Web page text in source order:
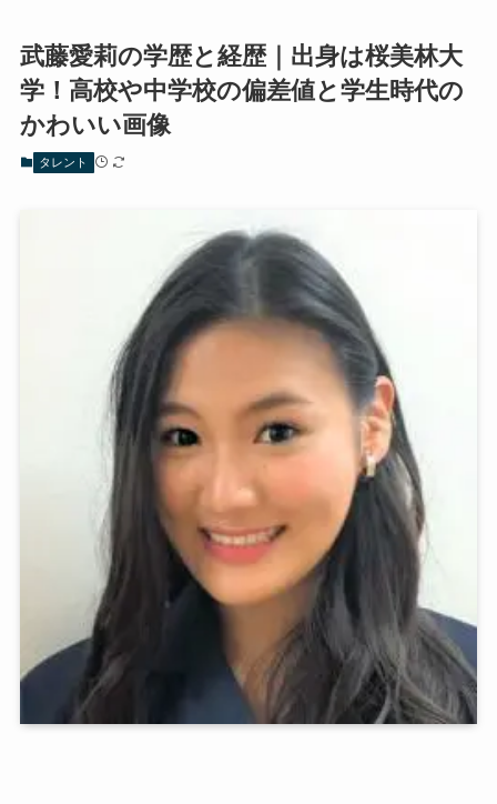
武藤愛莉の学歴と経歴｜出身は桜美林大
学！高校や中学校の偏差値と学生時代の
かわいい画像
タレント